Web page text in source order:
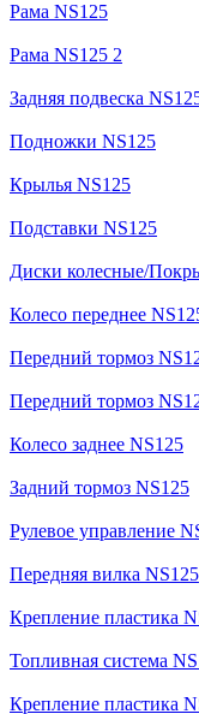
Рама NS125
Рама NS125 2
Задняя подвеска
Подножки NS125
Крылья NS125
Подставки NS125
Диски колесные/
Колесо переднее
Передний тормоз
Передний тормоз
Колесо заднее NS125
Задний тормоз NS125
Рулевое управление
Передняя вилка NS125
Крепление пластика
Топливная система
Крепление пластика